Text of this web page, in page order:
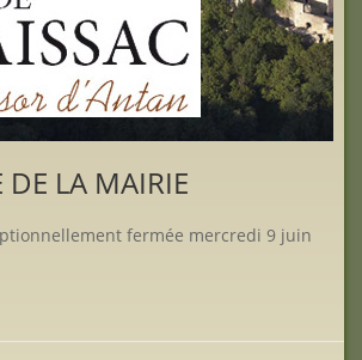
DE LA MAIRIE
fermée mercredi 9 juin